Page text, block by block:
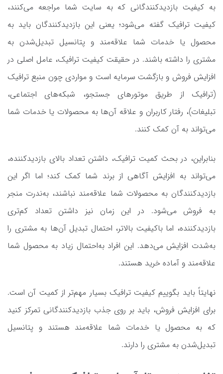
به کیفیت بازدیدکنندگانی که به سایت شما مراجعه می‌کنند،
کیفیت ترافیک گفته می‌شود؛ یعنی این بازدیدکنندگان باید به
محصول یا خدمات شما علاقه‌‌مند و پتانسیل تبدیل‌شدن به
مشتری را داشته باشند. در حقیقت کیفیت ترافیک، عامل اصلی در
افزایش فروش و بازگشت سرمایه است و مواردی چون منبع ترافیک
(ترافیک از طریق موتورهای جستجو، شبکه‌های اجتماعی،
تبلیغات)، رفتار کاربران و علاقه آن‌ها به محصولات یا خدمات شما
می‌تواند به آن کمک کنند.
بنابراین، در بحث کمیت ترافیک، داشتن تعداد بالای بازدیدکننده،
می‌تواند به افزایش آگاهی از برند شما کمک کند؛ اما اگر این
بازدیدکنندگان به محصولات شما علاقه‌مند نباشند، به‌ندرت منجر
به فروش می‌شود. در این زمان نیز داشتن تعداد کم‌تری
بازدیدکننده، اما باکیفیت بالاتر، احتمال تبدیل آن‌ها به مشتری را
به‌شدت افزایش می‌دهد. این افراد به‌احتمال زیاد به محصول شما
علاقه‌مند و آماده خرید هستند.
نهایتاً باید بگوییم کیفیت ترافیک بسیار مهم‌تر از کمیت آن است.
برای افزایش فروش، باید بر روی جذب بازدیدکنندگانی تمرکز کنید
که به محصول یا خدمات شما علاقه‌مند هستند و پتانسیل
تبدیل‌شدن به مشتری را دارند.